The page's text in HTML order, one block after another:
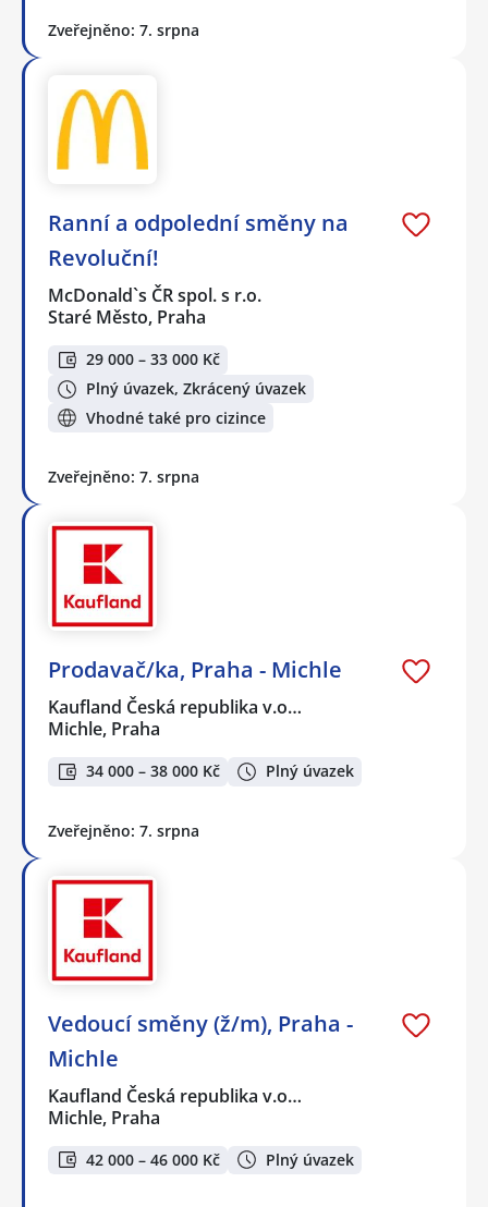
Zveřejněno: 7. srpna
Ranní a odpolední směny na
Revoluční!
McDonald`s ČR spol. s r.o.
Staré Město, Praha
29 000 – 33 000 Kč
Plný úvazek, Zkrácený úvazek
Vhodné také pro cizince
Zveřejněno: 7. srpna
Prodavač/ka, Praha - Michle
Kaufland Česká republika v.o…
Michle, Praha
34 000 – 38 000 Kč Plný úvazek
Zveřejněno: 7. srpna
Vedoucí směny (ž/m), Praha -
Michle
Kaufland Česká republika v.o…
Michle, Praha
42 000 – 46 000 Kč Plný úvazek